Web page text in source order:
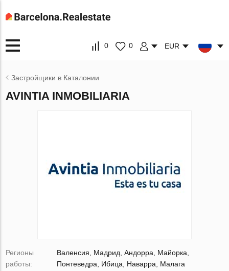
0 0 EUR
Застройщики в Каталонии
AVINTIA INMOBILIARIA
Регионы
работы:
Валенсия, Мадрид, Андорра, Майорка,
Понтеведра, Ибица, Наварра, Малага